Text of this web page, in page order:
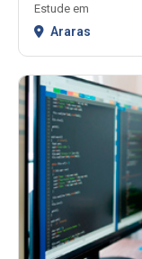
Estude em
Araras